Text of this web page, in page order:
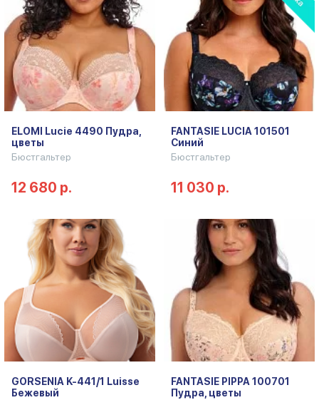
ELOMI Lucie 4490 Пудра,
цветы
Бюстгальтер
12 680 р.
FANTASIE LUCIA 101501
Синий
Бюстгальтер
11 030 р.
GORSENIA K-441/1 Luisse
Бежевый
FANTASIE PIPPA 100701
Пудра, цветы